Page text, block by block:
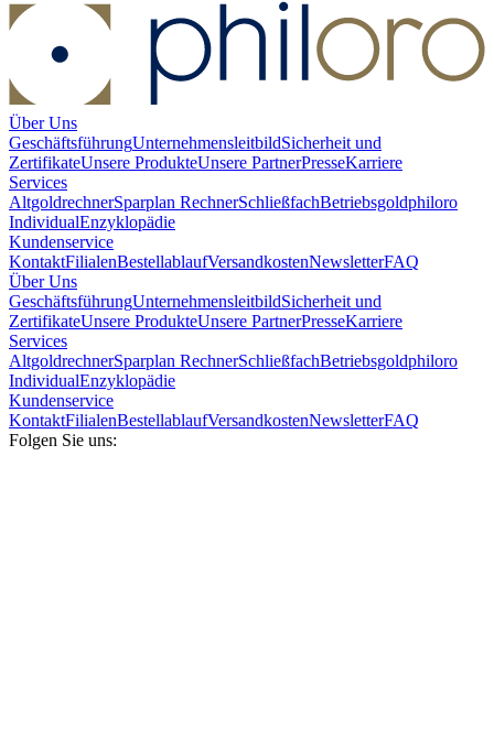
Über Uns
GeschäftsführungUnternehmensleitbildSicherheit und
ZertifikateUnsere ProdukteUnsere PartnerPresseKarriere
Services
AltgoldrechnerSparplan RechnerSchließfachBetriebsgoldphiloro
IndividualEnzyklopädie
Kundenservice
KontaktFilialenBestellablaufVersandkostenNewsletterFAQ
Über Uns
GeschäftsführungUnternehmensleitbildSicherheit und
ZertifikateUnsere ProdukteUnsere PartnerPresseKarriere
Services
AltgoldrechnerSparplan RechnerSchließfachBetriebsgoldphiloro
IndividualEnzyklopädie
Kundenservice
KontaktFilialenBestellablaufVersandkostenNewsletterFAQ
Folgen Sie uns: